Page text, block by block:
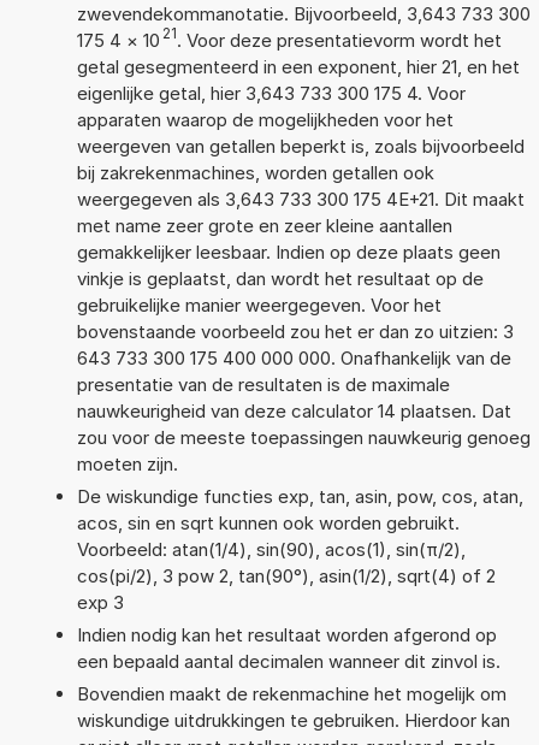
zwevendekommanotatie. Bijvoorbeeld, 3,643 733 300
175 4 × 10 21. Voor deze presentatievorm wordt het
getal gesegmenteerd in een exponent, hier 21, en het
eigenlijke getal, hier 3,643 733 300 175 4. Voor
apparaten waarop de mogelijkheden voor het
weergeven van getallen beperkt is, zoals bijvoorbeeld
bij zakrekenmachines, worden getallen ook
weergegeven als 3,643 733 300 175 4E+21. Dit maakt
met name zeer grote en zeer kleine aantallen
gemakkelijker leesbaar. Indien op deze plaats geen
vinkje is geplaatst, dan wordt het resultaat op de
gebruikelijke manier weergegeven. Voor het
bovenstaande voorbeeld zou het er dan zo uitzien: 3
643 733 300 175 400 000 000. Onafhankelijk van de
presentatie van de resultaten is de maximale
nauwkeurigheid van deze calculator 14 plaatsen. Dat
zou voor de meeste toepassingen nauwkeurig genoeg
moeten zijn.
De wiskundige functies exp, tan, asin, pow, cos, atan,
acos, sin en sqrt kunnen ook worden gebruikt.
Voorbeeld: atan(1/4), sin(90), acos(1), sin(π/2),
cos(pi/2), 3 pow 2, tan(90°), asin(1/2), sqrt(4) of 2
exp 3
Indien nodig kan het resultaat worden afgerond op
een bepaald aantal decimalen wanneer dit zinvol is.
Bovendien maakt de rekenmachine het mogelijk om
wiskundige uitdrukkingen te gebruiken. Hierdoor kan